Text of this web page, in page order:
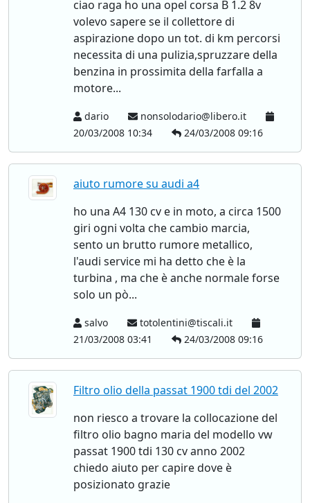
ciao raga ho una opel corsa B 1.2 8v
volevo sapere se il collettore di
aspirazione dopo un tot. di km percorsi
necessita di una pulizia,spruzzare della
benzina in prossimita della farfalla a
motore...
dario
nonsolodario@libero.it
20/03/2008 10:34
24/03/2008 09:16
aiuto rumore su audi a4
ho una A4 130 cv e in moto, a circa 1500
giri ogni volta che cambio marcia,
sento un brutto rumore metallico,
l'audi service mi ha detto che è la
turbina , ma che è anche normale forse
solo un pò...
salvo
totolentini@tiscali.it
21/03/2008 03:41
24/03/2008 09:16
Filtro olio della passat 1900 tdi del 2002
non riesco a trovare la collocazione del
filtro olio bagno maria del modello vw
passat 1900 tdi 130 cv anno 2002
chiedo aiuto per capire dove è
posizionato grazie